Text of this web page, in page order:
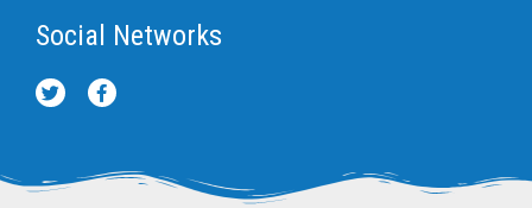
Social Networks
T
w
r
F
a
o